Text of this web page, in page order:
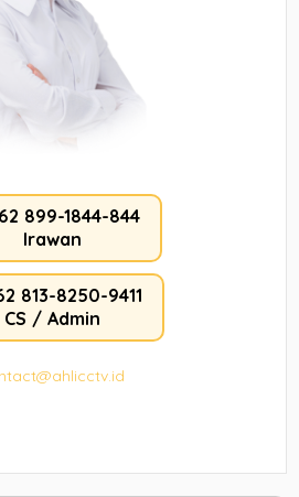
899-1844-844
Irawan
813-8250-9411
CS / Admin